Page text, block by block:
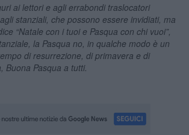
ai lettori e agli errabondi traslocatori
stanziali, che possono essere invidiati, ma
“Natale con i tuoi e Pasqua con chi vuoi”,
la Pasqua no, in qualche modo è un
di resurrezione, di primavera e di
Buona Pasqua a tutti.